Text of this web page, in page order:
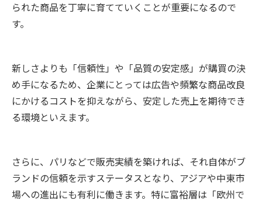
られた商品を丁寧に育てていくことが重要になるので
す。
新しさよりも「信頼性」や「品質の安定感」が購買の決
め手になるため、企業にとっては広告や頻繁な商品改良
にかけるコストを抑えながら、安定した売上を期待でき
る環境といえます。
さらに、パリなどで販売実績を築ければ、それ自体がブ
ランドの信頼を示すステータスとなり、アジアや中東市
場への進出にも有利に働きます。特に富裕層は「欧州で